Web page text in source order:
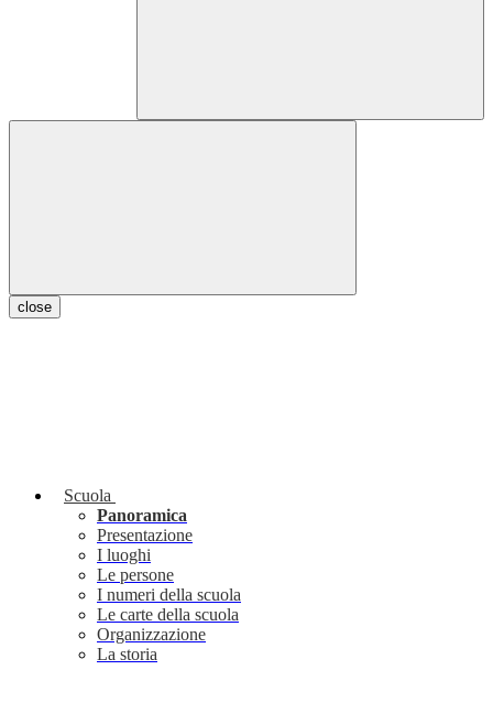
close
Scuola
Panoramica
Presentazione
I luoghi
Le persone
I numeri della scuola
Le carte della scuola
Organizzazione
La storia